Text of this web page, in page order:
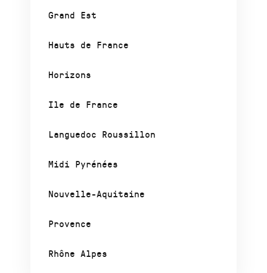
Grand Est
Hauts de France
Horizons
Ile de France
Languedoc Roussillon
Midi Pyrénées
Nouvelle-Aquitaine
Provence
Rhône Alpes